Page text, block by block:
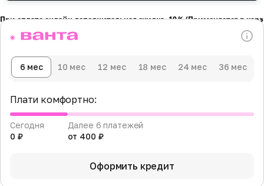
При оплате онлайн дополнительная скидка -10％ (Применяется в
6 мес 10 мес 12 мес 18 мес 24 мес 36 мес
Плати комфортно:
Сегодня
0 ₽
Далее 6 платежей
от 400 ₽
Оформить кредит